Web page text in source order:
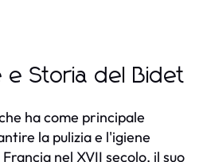
e Storia del Bidet
ha come principale
la pulizia e l'igiene
nel XVII secolo, il suo